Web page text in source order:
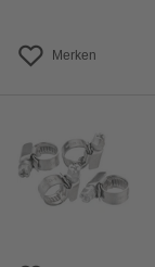
Merken